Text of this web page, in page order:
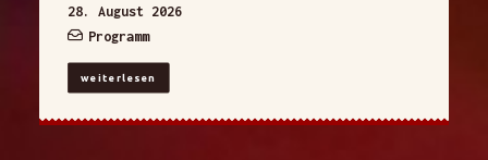
28. August 2026
Programm
weiterlesen